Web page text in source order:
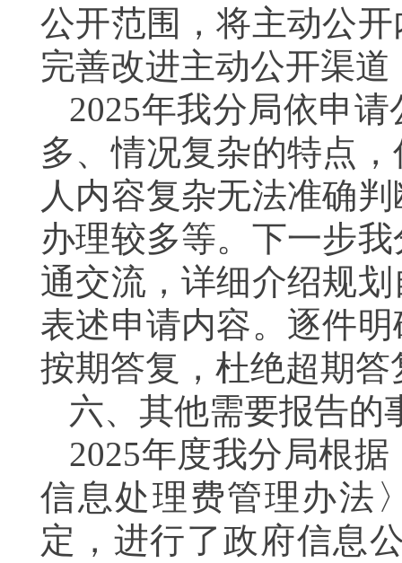
公开范围，将主动公
完善改进主动公开渠
2025年我分局依申
多、情况复杂的特点
人内容复杂无法准确
办理较多等。下一步
通交流，详细介绍规
表述申请内容。逐件
按期答复，杜绝超期
六、其他需要报告的
2025年度我分局根
信息处理费管理办法
定，进行了政府信息